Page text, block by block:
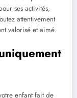
ses activités,
attentivement
valorisé et aimé.
enfant fait de